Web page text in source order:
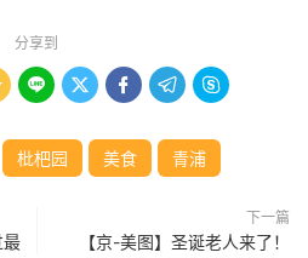
分享到
    
枇杷园 美食 青浦
最
下一篇
【京-美图】圣诞老人来了！